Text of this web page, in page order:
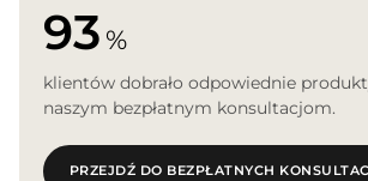
93 %
klientów dobrało odpowiednie
naszym bezpłatnym konsultacjom.
PRZEJDŹ DO BEZPŁATNYCH